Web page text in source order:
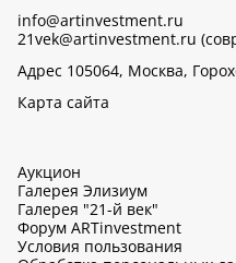
info@artinvestment.ru
21vek@artinvestment.ru
Адрес 105064, Москва,
Карта сайта
Аукцион
Галерея Элизиум
Галерея "21-й век"
Форум ARTinvestment
Условия пользования